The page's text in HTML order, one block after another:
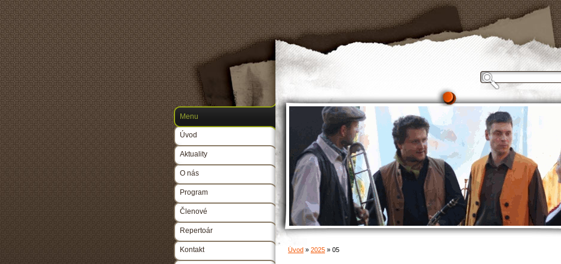
Úvod » 2025 » 05
Menu
Úvod
Aktuality
O nás
Program
Členové
Repertoár
Kontakt